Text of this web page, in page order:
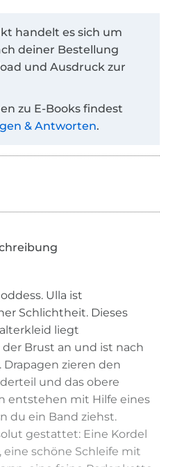
handelt es sich um
deiner Bestellung
und Ausdruck zur
zu E-Books findest
& Antworten.
Ulla ist
Schlichtheit. Dieses
liegt
Brust an und ist nach
zieren den
und das obere
entstehen mit Hilfe eines
du ein Band ziehst.
gestattet: Eine Kordel
eine schöne Schleife mit